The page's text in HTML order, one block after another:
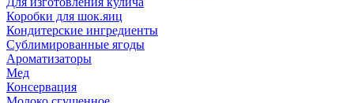
Коробки для шок.яиц
Кондитерские ингредиенты
Сублимированные ягоды
Ароматизаторы
Мед
Консервация